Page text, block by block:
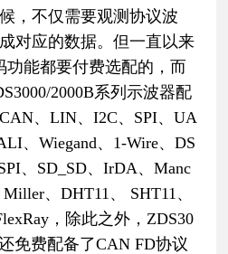
，不仅需要观测协议波
对应的数据。但一直以来
能都要付费选配的，而
2000B系列示波器配
、LIN、I2C、SPI、UA
、Wiegand、1-Wire、DS
、SD_SD、IrDA、Manc
、DHT11、 SHT11、
，除此之外，ZDS30
免费配备了CAN FD协议